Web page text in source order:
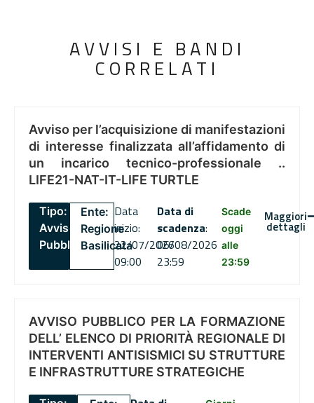
AVVISI E BANDI
CORRELATI
Avviso per l’acquisizione di manifestazioni
di interesse finalizzata all’affidamento di
un incarico tecnico-professionale ..
LIFE21-NAT-IT-LIFE TURTLE
Tipo:
Avviso
Pubblico
Ente:
Regione
Basilicata
Data
inizio:
22/07/2026
09:00
Data di
scadenza:
06/08/2026
23:59
Scade
oggi
alle
23:59
Maggiori
dettagli
AVVISO PUBBLICO PER LA FORMAZIONE
DELL’ ELENCO DI PRIORITÀ REGIONALE DI
INTERVENTI ANTISISMICI SU STRUTTURE
E INFRASTRUTTURE STRATEGICHE